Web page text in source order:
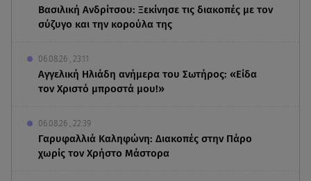
Βασιλική Ανδρίτσου: Ξεκίνησε τις διακοπές με τον
σύζυγο και την κορούλα της
06.08.26 , 23:11
Αγγελική Ηλιάδη ανήμερα του Σωτήρος: «Είδα
τον Χριστό μπροστά μου!»
06.08.26 , 22:39
Γαρυφαλλιά Καληφώνη: Διακοπές στην Πάρο
χωρίς τον Χρήστο Μάστορα